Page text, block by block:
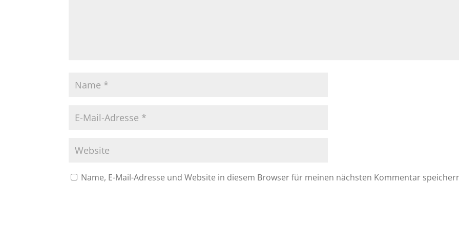
Name, E-Mail-Adresse und Website in diesem Browser für meinen nächsten Kommentar